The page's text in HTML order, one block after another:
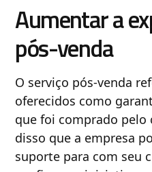
Aumentar a
pós-venda
O serviço pós-venda
oferecidos como
que foi comprado pelo
disso que a empresa
suporte para com seu